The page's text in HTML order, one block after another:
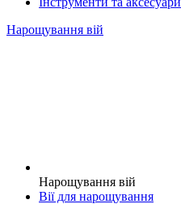
Нарощування вій
Нарощування вій
Вії для нарощування